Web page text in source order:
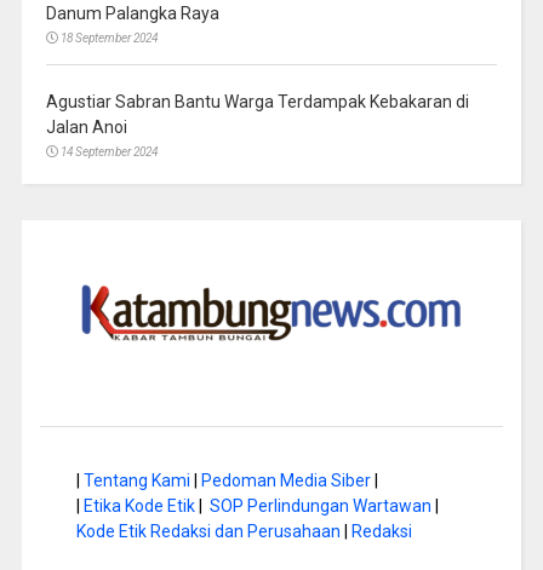
Danum Palangka Raya
18 September 2024
Agustiar Sabran Bantu Warga Terdampak Kebakaran di
Jalan Anoi
14 September 2024
Tentang Kami Pedoman Media Siber|
Etika Kode Etik| SOP Perlindungan Wartawan
Kode Etik Redaksi dan Perusahaan
Redaksi